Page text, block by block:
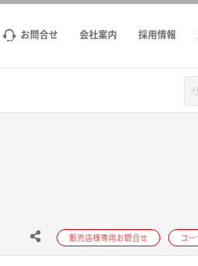
お問合せ 会社案内 採用情報
販売店様専用お問合せ ユ